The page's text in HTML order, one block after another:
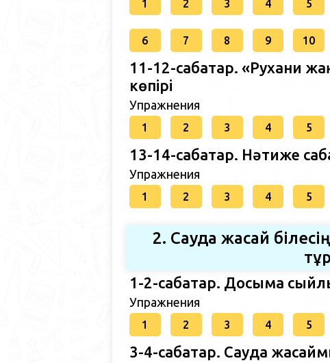
1 2 3 4 5
6 7 8 9 10
11-12-сабақтар. «Рухани
көпірі
Упражнения
1 2 3 4 5
13-14-сабақтар. Нәтиже
Упражнения
1 2 3 4 5
2. Сауда жасай
1-2-сабақтар. Досыма
Упражнения
1 2 3 4 5
3-4-сабақтар. Сауда